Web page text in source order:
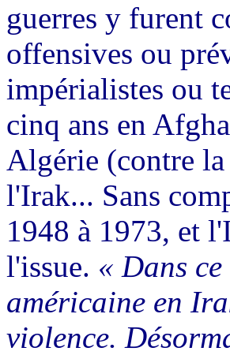
guerres y furent
offensives ou
impérialistes ou
cinq ans en
Algérie (contre
l'Irak... Sans
1948 à 1973, et
l'issue. « Dans
américaine en
violence.